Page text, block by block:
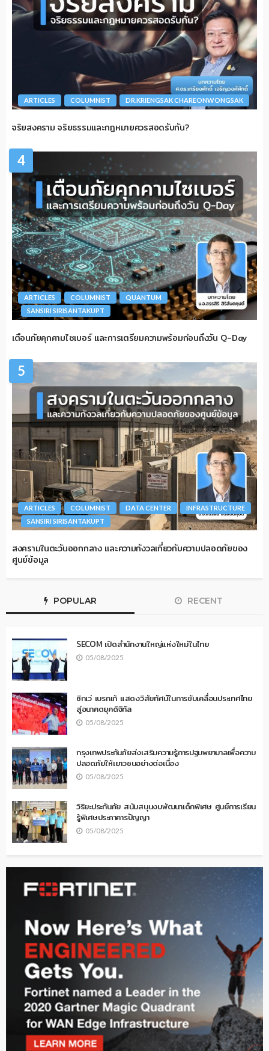
ARTICLES COLUMNIST DR.KRIENGSAK CHAREONWONGSAK
จริยสงคราม จริยธรรมและกฎหมายควรสอดรับกัน?
4
ARTICLES COLUMNIST
QUANTUM
SANSIRI SIRISANTAKUPT
เตือนภัยคุกคามไซเบอร์ และการเตรียมความพร้อมก่อนถึงวัน Q-Day
5
ARTICLES COLUMNIST DATA CENTER
INFRASTRUCTURE
SANSIRI SIRISANTAKUPT
สงครามในตะวันออกกลาง และความกังวลเกี่ยวกับความปลอดภัยของ
ศูนย์ข้อมูล
POPULAR RECENT
SECOM เปิดสำนักงานใหญ่แห่งใหม่ในไทย
05/08/2025
ซิกเว่ เบรกเก้ แสดงวิสัยทัศน์ในการขับเคลื่อนประเทศไทย
สู่อนาคตยุคดิจิทัล
05/08/2025
กรุงเทพประกันภัยส่งเสริมความรู้การปฐมพยาบาลเพื่อความ
ปลอดภัยให้เยาวชนอย่างต่อเนื่อง
05/08/2025
วิริยะประกันภัย สนับสนุนงบพัฒนาเด็กพิเศษ ศูนย์การเรียน
รู้พิเศษประภาคารปัญญา
05/08/2025